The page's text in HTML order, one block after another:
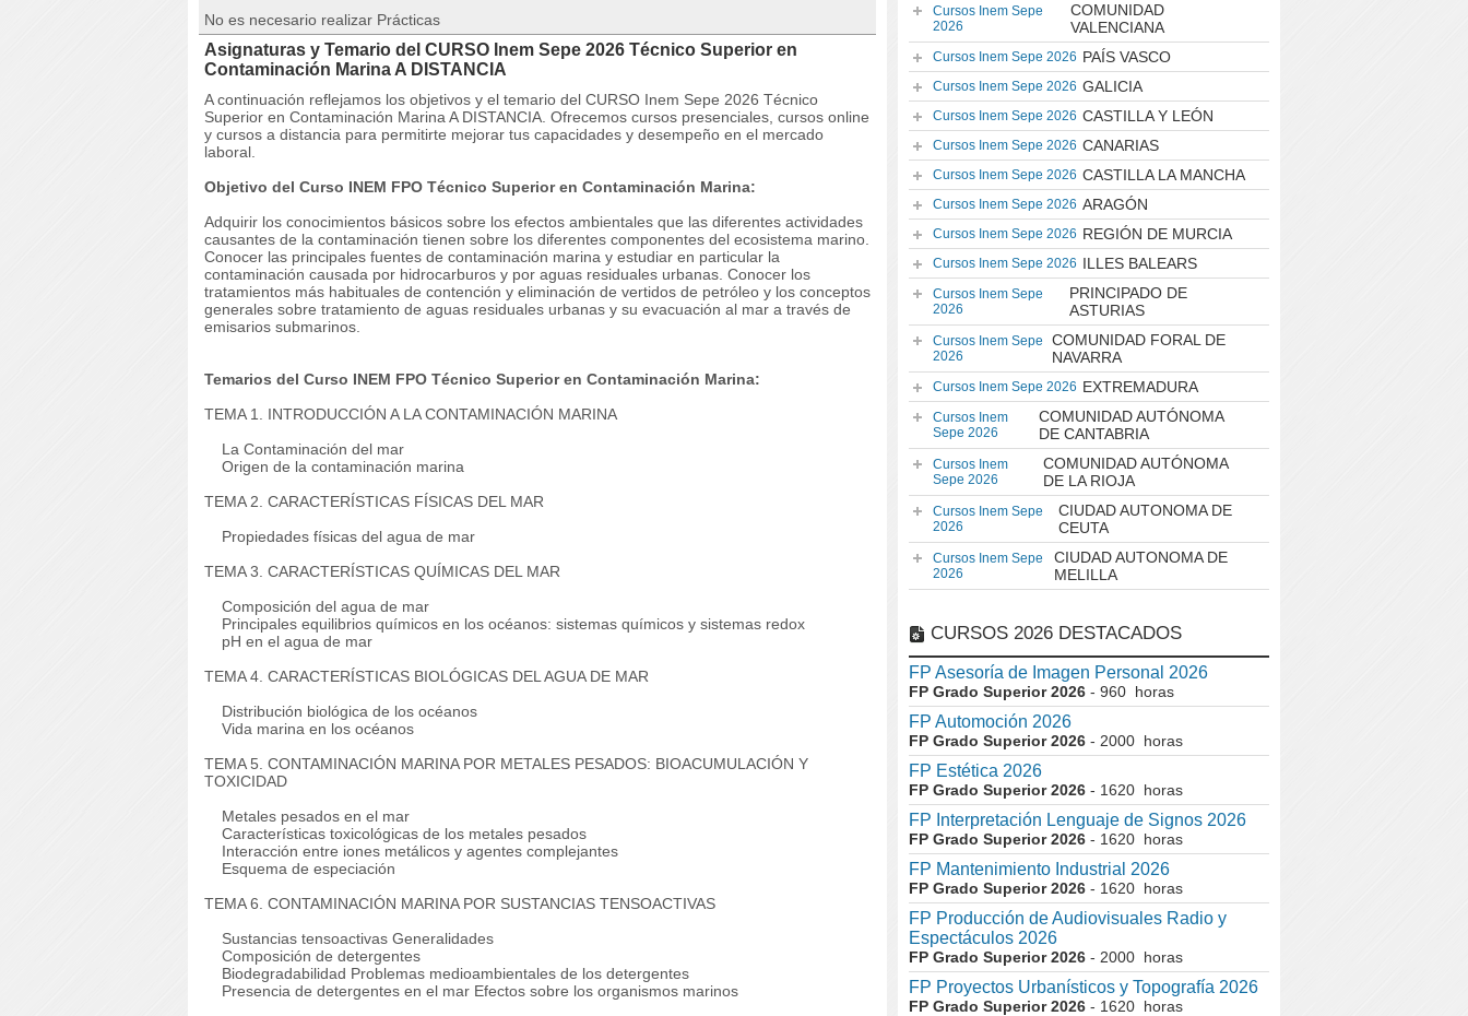
No es necesario realizar Prácticas
Asignaturas y Temario del CURSO Inem Sepe 2026 Técnico Superior en
Contaminación Marina A DISTANCIA
A continuación reflejamos los objetivos y el temario del CURSO Inem Sepe 2026 Técnico
Superior en Contaminación Marina A DISTANCIA. Ofrecemos cursos presenciales, cursos online
y cursos a distancia para permitirte mejorar tus capacidades y desempeño en el mercado
laboral.
Objetivo del Curso INEM FPO Técnico Superior en Contaminación Marina:
Adquirir los conocimientos básicos sobre los efectos ambientales que las diferentes actividades
causantes de la contaminación tienen sobre los diferentes componentes del ecosistema marino.
Conocer las principales fuentes de contaminación marina y estudiar en particular la
contaminación causada por hidrocarburos y por aguas residuales urbanas. Conocer los
tratamientos más habituales de contención y eliminación de vertidos de petróleo y los conceptos
generales sobre tratamiento de aguas residuales urbanas y su evacuación al mar a través de
emisarios submarinos.
Temarios del Curso INEM FPO Técnico Superior en Contaminación Marina:
TEMA 1. INTRODUCCIÓN A LA CONTAMINACIÓN MARINA
La Contaminación del mar
Origen de la contaminación marina
TEMA 2. CARACTERÍSTICAS FÍSICAS DEL MAR
Propiedades físicas del agua de mar
TEMA 3. CARACTERÍSTICAS QUÍMICAS DEL MAR
Composición del agua de mar
Principales equilibrios químicos en los océanos: sistemas químicos y sistemas redox
pH en el agua de mar
TEMA 4. CARACTERÍSTICAS BIOLÓGICAS DEL AGUA DE MAR
Distribución biológica de los océanos
Vida marina en los océanos
TEMA 5. CONTAMINACIÓN MARINA POR METALES PESADOS: BIOACUMULACIÓN Y
TOXICIDAD
Metales pesados en el mar
Características toxicológicas de los metales pesados
Interacción entre iones metálicos y agentes complejantes
Esquema de especiación
TEMA 6. CONTAMINACIÓN MARINA POR SUSTANCIAS TENSOACTIVAS
Sustancias tensoactivas Generalidades
Composición de detergentes
Biodegradabilidad Problemas medioambientales de los detergentes
Presencia de detergentes en el mar Efectos sobre los organismos marinos
Cursos Inem Sepe
2026
COMUNIDAD
VALENCIANA
Cursos Inem Sepe 2026 PAÍS VASCO
Cursos Inem Sepe 2026 GALICIA
Cursos Inem Sepe 2026 CASTILLA Y LEÓN
Cursos Inem Sepe 2026 CANARIAS
Cursos Inem Sepe 2026 CASTILLA LA MANCHA
Cursos Inem Sepe 2026 ARAGÓN
Cursos Inem Sepe 2026 REGIÓN DE MURCIA
Cursos Inem Sepe 2026 ILLES BALEARS
Cursos Inem Sepe
2026
PRINCIPADO DE
ASTURIAS
Cursos Inem Sepe
2026
COMUNIDAD FORAL DE
NAVARRA
Cursos Inem Sepe 2026 EXTREMADURA
Cursos Inem
Sepe 2026
COMUNIDAD AUTÓNOMA
DE CANTABRIA
Cursos Inem
Sepe 2026
COMUNIDAD AUTÓNOMA
DE LA RIOJA
Cursos Inem Sepe
2026
CIUDAD AUTONOMA DE
CEUTA
Cursos Inem Sepe
2026
CIUDAD AUTONOMA DE
MELILLA
CURSOS 2026 DESTACADOS
FP Asesoría de Imagen Personal 2026
FP Grado Superior 2026 - 960 horas
FP Automoción 2026
FP Grado Superior 2026 - 2000 horas
FP Estética 2026
FP Grado Superior 2026 - 1620 horas
FP Interpretación Lenguaje de Signos 2026
FP Grado Superior 2026 - 1620 horas
FP Mantenimiento Industrial 2026
FP Grado Superior 2026 - 1620 horas
FP Producción de Audiovisuales Radio y
Espectáculos 2026
FP Grado Superior 2026 - 2000 horas
FP Proyectos Urbanísticos y Topografía 2026
FP Grado Superior 2026 - 1620 horas